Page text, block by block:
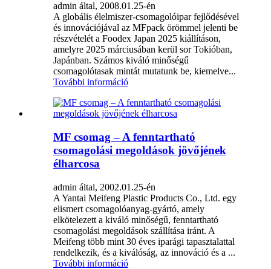
admin által, 2008.01.25-én
A globális élelmiszer-csomagolóipar fejlődésével
és innovációjával az MFpack örömmel jelenti be
részvételét a Foodex Japan 2025 kiállításon,
amelyre 2025 márciusában kerül sor Tokióban,
Japánban. Számos kiváló minőségű
csomagolótasak mintát mutatunk be, kiemelve...
További információ
MF csomag – A fenntartható
csomagolási megoldások jövőjének
élharcosa
admin által, 2002.01.25-én
A Yantai Meifeng Plastic Products Co., Ltd. egy
elismert csomagolóanyag-gyártó, amely
elkötelezett a kiváló minőségű, fenntartható
csomagolási megoldások szállítása iránt. A
Meifeng több mint 30 éves iparági tapasztalattal
rendelkezik, és a kiválóság, az innováció és a ...
További információ